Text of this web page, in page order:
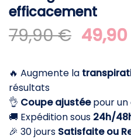
efficacement
79,90€ Le
prix
initial
était :
79,90
49,90
🔥 Augmente la
résultats
👌 Coupe ajustéepour
🚚 Expédition sous 24h/
🎉 30 jours Satisfaite ou